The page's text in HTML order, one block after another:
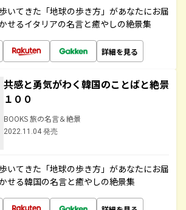
いてきた「地球の歩き方」があなたにお届
せるイタリアの名言と癒やしの絶景集
詳細を見る
共感と勇気がわく韓国のことばと絶景
１００
BOOKS 旅の名言＆絶景
2022.11.04 発売
いてきた「地球の歩き方」があなたにお届
せる韓国の名言と癒やしの絶景集